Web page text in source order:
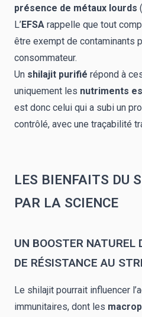
présence de métaux lourds
L’EFSA rappelle que tout
être exempt de contaminants
consommateur.
Un shilajit purifié répond à
uniquement les nutriments
est donc celui qui a subi un
contrôlé, avec une traçabilité
LES BIENFAITS DU
PAR LA SCIENCE
UN BOOSTER NATUREL
DE RÉSISTANCE AU
Le shilajit pourrait influencer
immunitaires, dont les